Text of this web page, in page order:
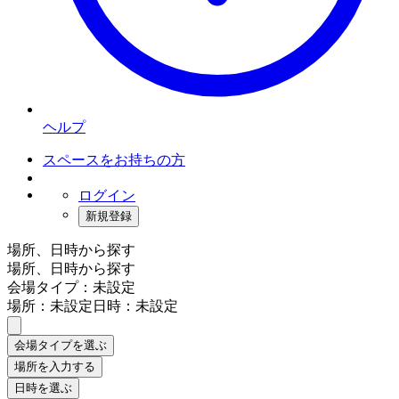
ヘルプ
スペースをお持ちの方
ログイン
新規登録
場所、日時から探す
場所、日時から探す
会場タイプ：未設定
場所：未設定日時：未設定
会場タイプを選ぶ
場所を入力する
日時を選ぶ